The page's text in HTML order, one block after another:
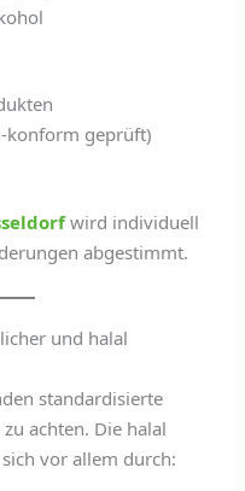
konform geprüft)
wird individuell
abgestimmt.
und halal
standardisierte
achten. Die halal
vor allem durch: